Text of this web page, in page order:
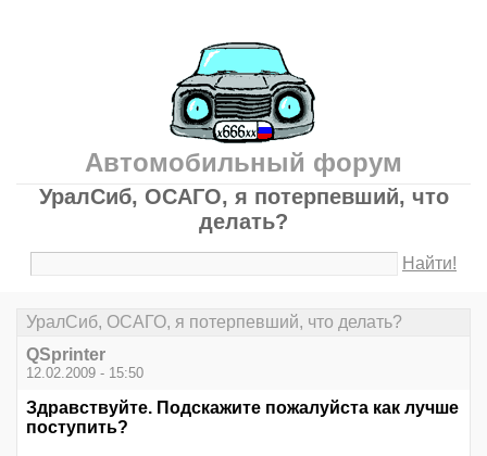
Автомобильный форум
УралСиб, ОСАГО, я потерпевший, что
делать?
Найти!
УралСиб, ОСАГО, я потерпевший, что делать?
QSprinter
12.02.2009 - 15:50
Здравствуйте. Подскажите пожалуйста как лучше
поступить?